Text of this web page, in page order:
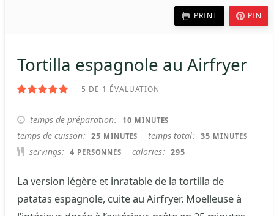
PRINT PIN
Tortilla espagnole au Airfryer
5 DE 1 ÉVALUATION
temps de préparation 10 MINUTES
MINUTES
temps de cuisson 25 MINUTES
MINUTES temps total 35 MINUTES
MINUTES
servings 4 PERSONNES calories 295
La version légère et inratable de la tortilla de
patatas espagnole, cuite au Airfryer. Moelleuse à